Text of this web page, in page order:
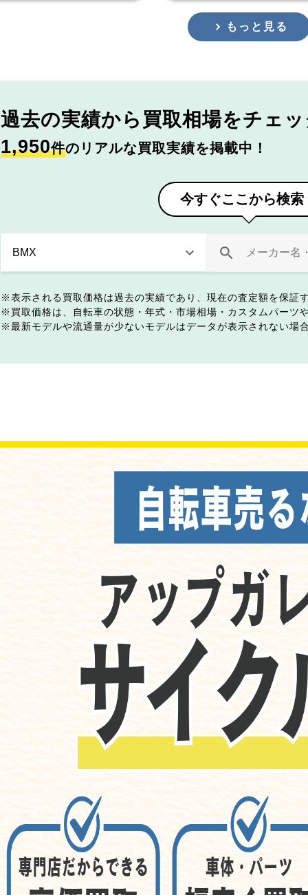
もっと見る
過去の実績から 買取相場をチェ
1,950件のリアルな買取実績を掲載中！
今すぐここから検索
表示される買取価格は過去の実績であり、現在の査定額を保証
買取価格は、自転車の状態・年式・市場相場・カスタムパーツ
最新モデルや流通量が少ないモデルはデータが表示されない場